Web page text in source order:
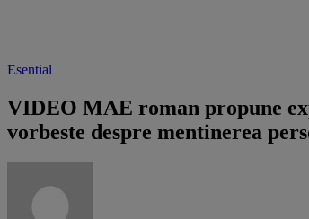
Esential
​VIDEO MAE roman propune
vorbeste despre mentinerea